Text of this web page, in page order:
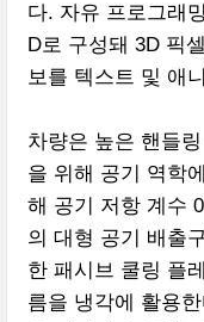
다. 자유 프로그래
D로 구성돼 3D 픽
보를 텍스트 및 애
차량은 높은 핸들
을 위해 공기 역학
해 공기 저항 계수
의 대형 공기 배출
한 패시브 쿨링 플
름을 냉각에 활용